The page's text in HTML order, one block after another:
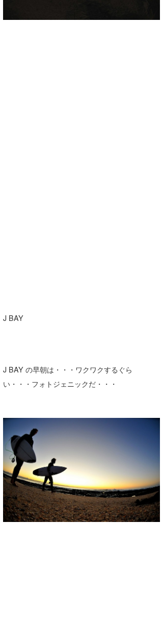
J BAY
J BAY の早朝は・・・ワクワクするぐら
い・・・フォトジェニックだ・・・
ゴン
米山予報士
予報士 hiro.
banpaku
Mr.K
chappy
Romisea